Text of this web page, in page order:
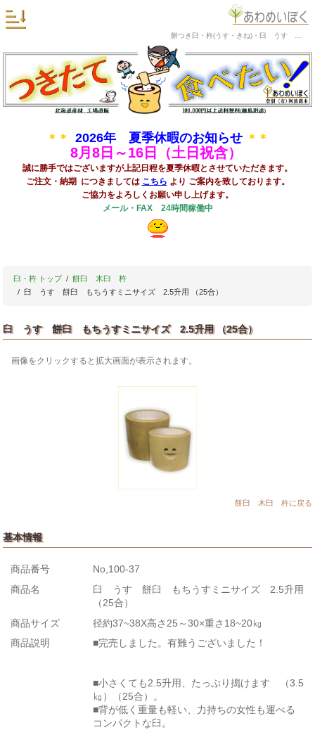
＊＊ 2026年 夏季休暇のお知らせ ＊＊
8月8日～16日（土日祝含）
誠に勝手ではございますが上記日程を夏季休暇とさせていただきます。
ご注文・納期 につきましては こちら より ご案内を致しております。
ご協力をよろしくお願い申し上げます。
メール・FAX 24時間稼働中
臼・杵 トップ
餅臼 木臼 杵
臼 うす 餅臼 もちうすミニサイズ 2.5升用 （25合）
臼 うす 餅臼 もちうすミニサイズ 2.5升用 （25合）
画像をクリックすると拡大画面が表示されます。
餅臼 木臼 杵に戻る
基本情報
商品番号
No,100-37
商品名
臼 うす 餅臼 もちうすミニサイズ 2.5升用
（25合）
商品サイズ
径約37~38X高さ25～30×重さ18~20㎏
商品説明
■完売しました。有難うございました！
■小さくても2.5升用、たっぷり搗けます （3.5
㎏）（25合）。
■背が低く重量も軽い、力持ちの女性も運べる
コンパクトな臼。